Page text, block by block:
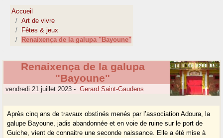
Accueil
Art de vivre
Fêtes & jeux
Renaixença de la galupa "Bayoune"
Renaixença de la galupa
"Bayoune"
vendredi 21 juillet 2023 - Gerard Saint-Gaudens
Après cinq ans de travaux obstinés menés par l’association Adoura, la
galupe Bayoune, jadis abandonnée et en voie de ruine sur le port de
Guiche, vient de connaitre une seconde naissance. Elle a été mise à